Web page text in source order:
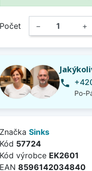
Počet − +
phone
Po-
Značka Sinks
Kód 57724
Kód výrobce EK2601
EAN 8596142034840